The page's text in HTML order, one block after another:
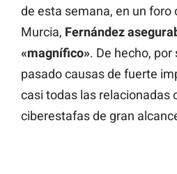
de esta semana, en un foro
Murcia, Fernández
«magnífico». De hecho,
pasado causas de fuerte
casi todas las relacionadas
ciberestafas de gran